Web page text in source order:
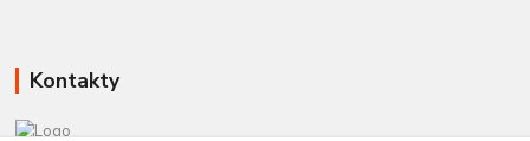
Kontakty